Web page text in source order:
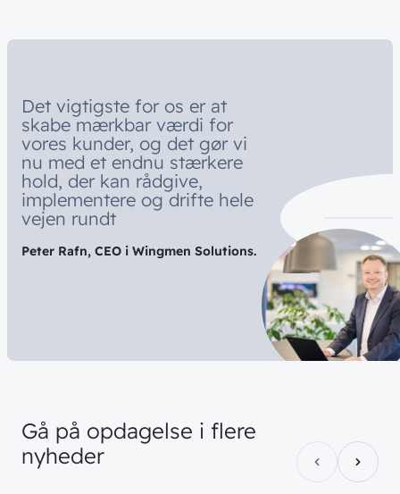
Hvad vi gør
Hvem vi er
Cases
Offentlige organisationer
Splunk
Møderum
Kontaktcenter
Job & Karriere
Bæredygtighed
// PART OF WINGMEN
Nyheder & presse
Events
Webinarer
Wingmen Community
Skriv dig op og få alle nyheder
Skriv dig op
Det vigtigste for os er at
skabe mærkbar værdi for
vores kunder, og det gør vi
nu med et endnu stærkere
hold, der kan rådgive,
implementere og drifte hele
vejen rundt
Peter Rafn, CEO i Wingmen Solutions.
Gå på opdagelse i flere
nyheder